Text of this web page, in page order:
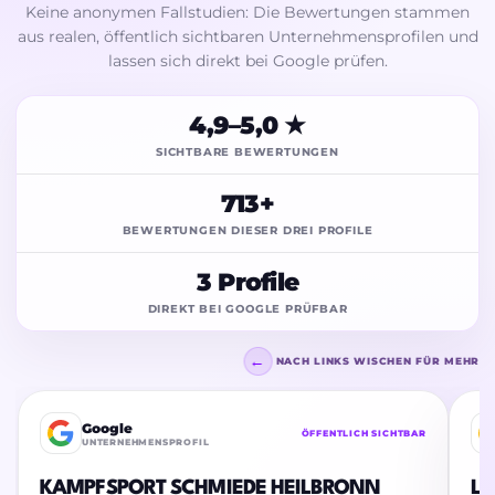
Keine anonymen Fallstudien: Die Bewertungen stammen
aus realen, öffentlich sichtbaren Unternehmensprofilen und
lassen sich direkt bei Google prüfen.
4,9–5,0 ★
SICHTBARE BEWERTUNGEN
713+
BEWERTUNGEN DIESER DREI PROFILE
3 Profile
DIREKT BEI GOOGLE PRÜFBAR
← NACH LINKS WISCHEN FÜR MEHR
Google
UNTERNEHMENSPROFIL
ÖFFENTLICH SICHTBAR
KAMPFSPORT SCHMIEDE HEILBRONN